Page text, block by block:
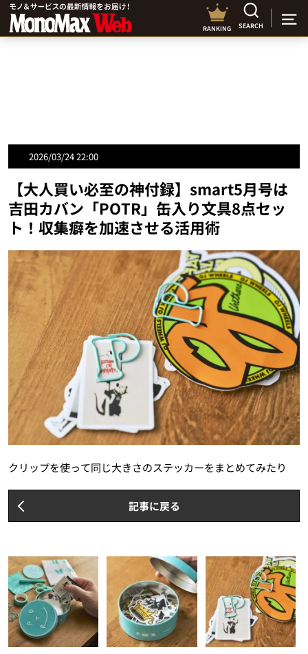
RANKING SEARCH
2026/03/24 22:00
【大人買い必至の神付録】smart5月号は
吉田カバン「POTR」缶入り文具8点セッ
ト！収集癖を加速させる活用術
クリップを使って同じ大きさのステッカーをまとめてみたり
記事に戻る